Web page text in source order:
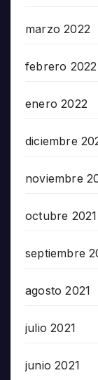
marzo 2022
febrero 2022
enero 2022
diciembre
noviembre
octubre 2021
septiembre
agosto 2021
julio 2021
junio 2021